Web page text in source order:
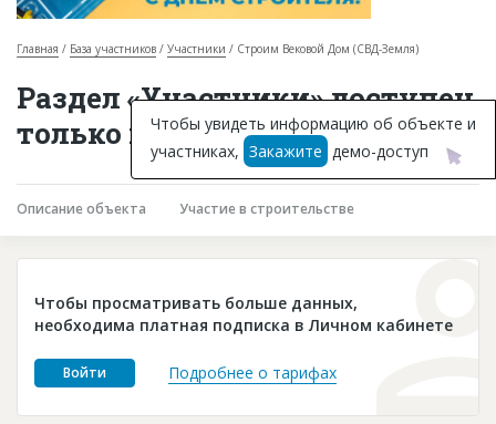
Горячие объекты
База строящихся объектов
Инвестпроекты
Глоссарий
Платные услуги
Пресс-релизы
Главная База участников Участники Строим Вековой Дом (СВД-Земля)
Раздел «Участники» доступен
только подписчикам
Описание объекта Участие в строительстве
Чтобы просматривать больше данных,
необходима платная подписка в Личном кабинете
Войти Подробнее о тарифах
Чтобы увидеть информацию об объекте и
участниках, Закажите демо-доступ